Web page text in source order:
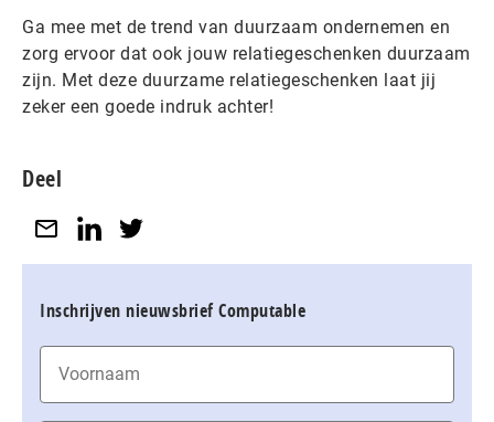
Ga mee met de trend van duurzaam ondernemen en
zorg ervoor dat ook jouw relatiegeschenken duurzaam
zijn. Met deze duurzame relatiegeschenken laat jij
zeker een goede indruk achter!
Deel
Inschrijven nieuwsbrief Computable